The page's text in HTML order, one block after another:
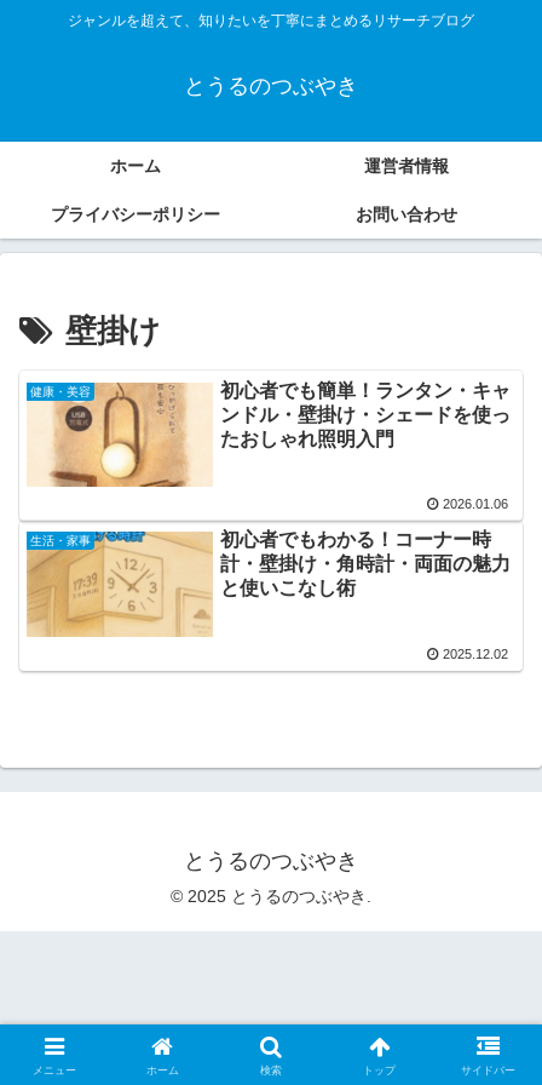
ジャンルを超えて、知りたいを丁寧にまとめるリサーチブログ
とうるのつぶやき
ホーム 運営者情報
プライバシーポリシー お問い合わせ
壁掛け
健康・美容
初心者でも簡単！ランタン・キャ
ンドル・壁掛け・シェードを使っ
たおしゃれ照明入門
2026.01.06
生活・家事
初心者でもわかる！コーナー時
計・壁掛け・角時計・両面の魅力
と使いこなし術
2025.12.02
とうるのつぶやき
© 2025 とうるのつぶやき.
メニュー ホーム 検索 トップ サイドバー